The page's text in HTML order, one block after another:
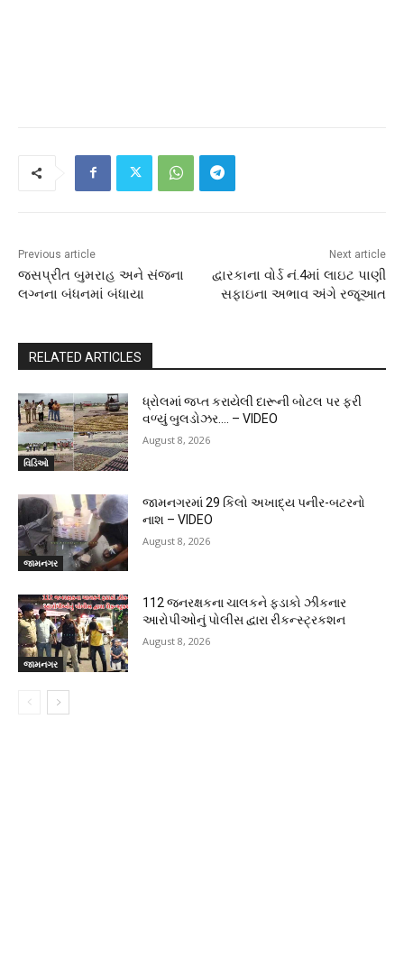
Previous article
જસપ્રીત બુમરાહ અને સંજના
લગ્નના બંધનમાં બંધાયા
Next article
દ્વારકાના વોર્ડ નં.4માં લાઇટ પાણી
સફાઇના અભાવ અંગે રજૂઆત
RELATED ARTICLES
વિડિઓ
ધ્રોલમાં જપ્ત કરાયેલી દારૂની બોટલ પર ફરી
વળ્યું બુલડોઝર…. – VIDEO
August 8, 2026
જામનગર
જામનગરમાં 29 કિલો અખાદ્ય પનીર-બટરનો
નાશ – VIDEO
August 8, 2026
જામનગર
112 જનરક્ષકના ચાલકને ફડાકો ઝીકનાર
આરોપીઓનું પોલીસ દ્વારા રીકન્સ્ટ્રકશન
August 8, 2026